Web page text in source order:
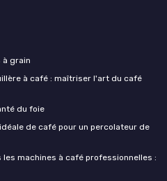
à grain
à café : maîtriser l'art du café
du foie
de café pour un percolateur de
machines à café professionnelles :